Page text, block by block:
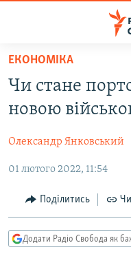
Перейти
основного
матеріалу
до
навігації
Перейти
пошуку
ПОЛІТИКА
ЕКОНОМІКА
СУСПІЛЬСТВО
СПОРТ
ВІЙНА
РОСІЙСЬКА
ДОНБАС.РЕАЛІЇ
КРИМ.РЕАЛІЇ
ТИ ЯК?
ЕКОНОМІКА
Чи стане
новою
Олександр Янковський
01 лютого 2022, 11:54
Поділитись
Додати Радіо Свобода як